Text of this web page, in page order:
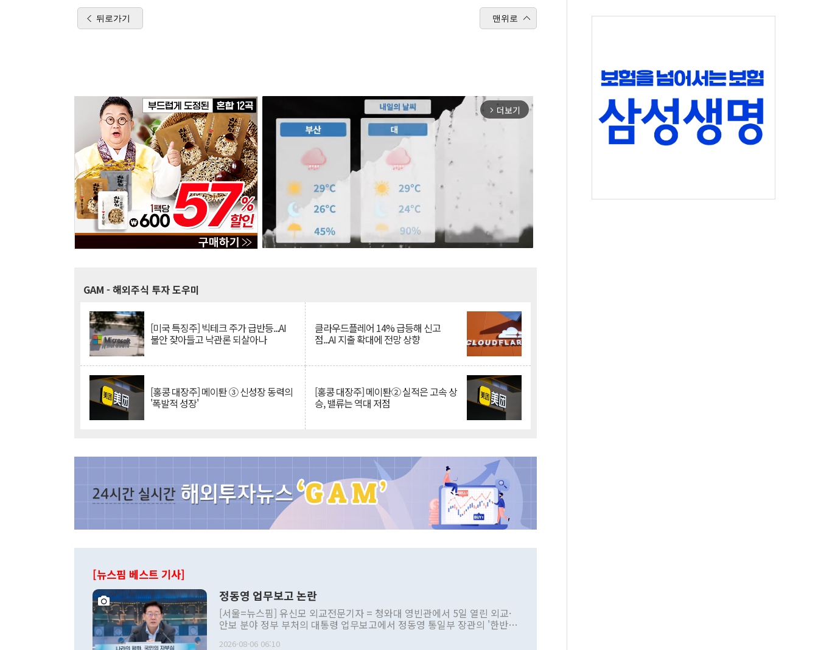
뒤로가기 맨위로
arrow_forward_ios 더보기
GAM - 해외주식 투자 도우미
[미국 특징주] 빅테크 주가 급반등...AI
불안 잦아들고 낙관론 되살아나
클라우드플레어 14% 급등해 신고
점...AI 지출 확대에 전망 상향
[홍콩 대장주] 메이퇀 ③ 신성장 동력의
'폭발적 성장'
[홍콩 대장주] 메이퇀② 실적은 고속 상
승, 밸류는 역대 저점
[뉴스핌 베스트 기사]
정동영 업무보고 논란
[서울=뉴스핌] 유신모 외교전문기자 = 청와대 영빈관에서 5일 열린 외교·
안보 분야 정부 부처의 대통령 업무보고에서 정동영 통일부 장관의 '한반도
2026-08-06 06:10